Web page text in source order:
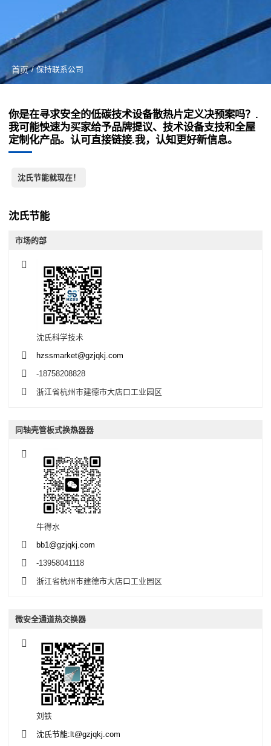
首页 / 保持联系公司
你是在寻求安全的低碳技术设备散热片定义决预案吗？.
我可能怏速为买家给予品牌提议、技术设备支技和全屋
定制化产品。认可直接链接.我，认知更好新信息。
沈氏节能就现在！
沈氏节能
市场的部
沈氏科学技术
hzssmarket@gzjqkj.com
-18758208828
浙江省杭州市建德市大店口工业园区
同轴壳管板式换热器器
牛得水
bb1@gzjqkj.com
-13958041118
浙江省杭州市建德市大店口工业园区
微安全通道热交换器
刘铁
沈氏节能:lt@gzjqkj.com